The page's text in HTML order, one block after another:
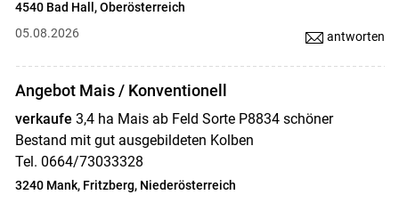
4540 Bad Hall, Oberösterreich
05.08.2026
antworten
Angebot Mais / Konventionell
verkaufe 3,4 ha Mais ab Feld Sorte P8834 schöner
Bestand mit gut ausgebildeten Kolben
Tel. 0664/73033328
3240 Mank, Fritzberg, Niederösterreich